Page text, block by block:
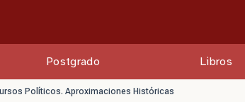
Postgrado Libros
Políticos. Aproximaciones Históricas